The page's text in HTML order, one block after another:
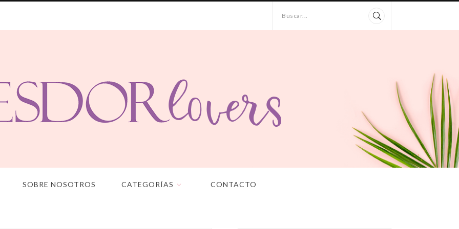
Buscar...
SOBRE NOSOTROS CATEGORÍAS CONTACTO